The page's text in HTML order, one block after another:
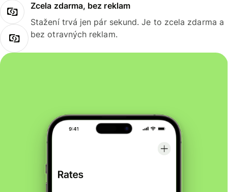
Zcela zdarma, bez reklam
Stažení trvá jen pár sekund. Je to zcela zdarma a
bez otravných reklam.